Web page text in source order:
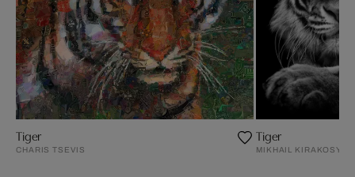
Tiger
CHARIS TSEVIS
Tiger
MIKHAIL KIRAKOSYAN